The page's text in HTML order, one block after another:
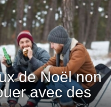
de Noël non
avec des